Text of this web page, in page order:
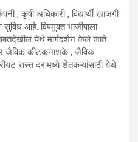
, कृषी अधिकारी , विद्यार्थी खाजगी
सुविध आहे. विषमुक्त भाजीपाला
येथे मार्गदर्शन केले जाते.
जैविक कीटकनाशके , जैविक
रास्त दरामध्ये शेतकऱ्यांसाठी येथे